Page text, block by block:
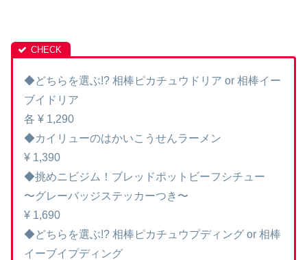
◆どちらを選ぶ!? 相棒ピカチュウドリア or 相棒イー
ブイドリア
各 ¥ 1,290
◆カイリューのはかいこうせんラーメン
¥ 1,390
◆挑めニビジム！ブレッドポットビーフシチュー
〜グレーバッジステッカーつき〜
¥ 1,690
◆どちらを選ぶ!? 相棒ピカチュウプディング or 相棒
イーブイプディング